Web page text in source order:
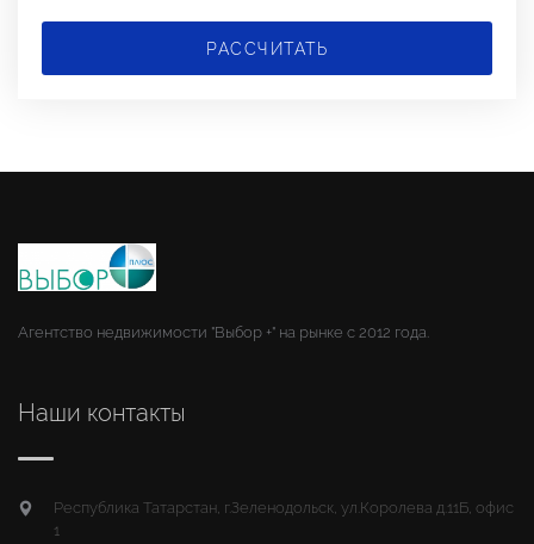
РАССЧИТАТЬ
Агентство недвижимости "Выбор +" на рынке с 2012 года.
Наши контакты
Республика Татарстан, г.Зеленодольск, ул.Королева д.11Б, офис
1